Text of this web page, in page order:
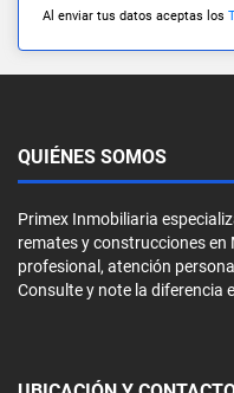
Al enviar tus datos aceptas los
QUIÉNES SOMOS
Primex Inmobiliaria
remates y construcciones en
profesional, atención
Consulte y note la diferencia